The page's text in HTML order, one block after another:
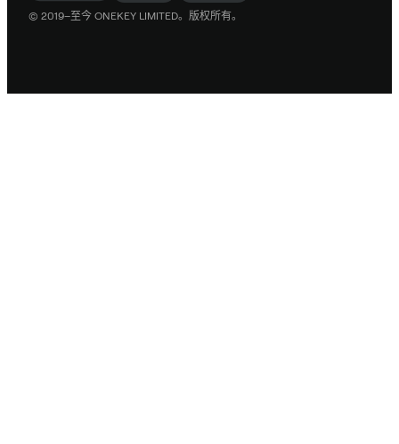
© 2019–至今 ONEKEY LIMITED。版权所有。